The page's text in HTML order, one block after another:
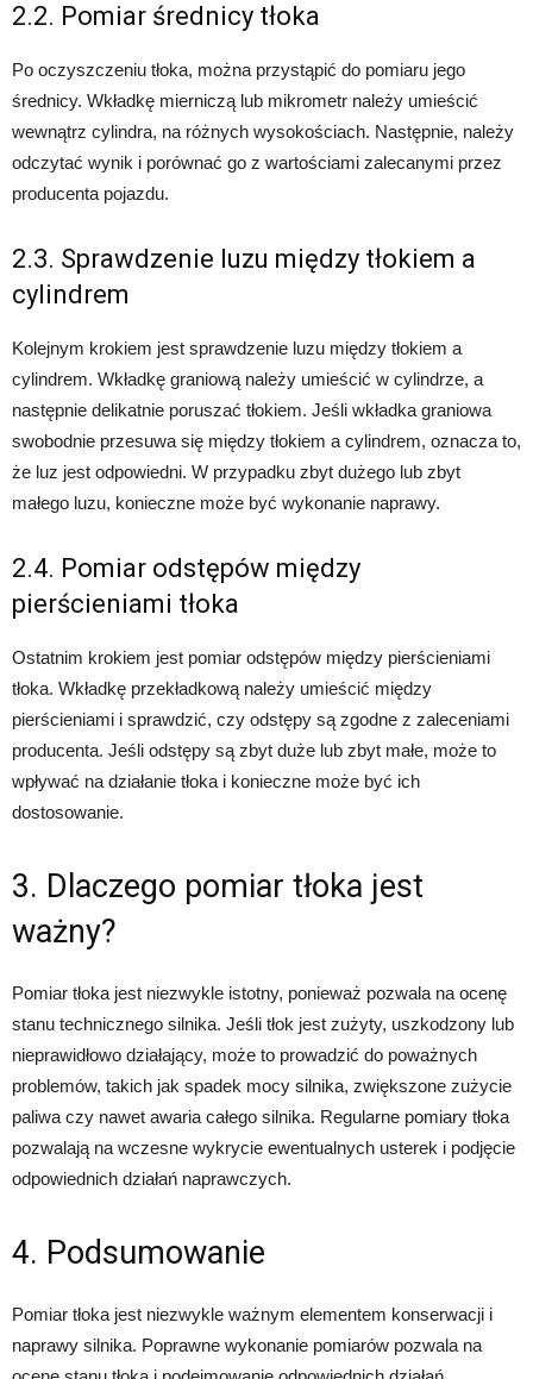
2.2. Pomiar średnicy tłoka
Po oczyszczeniu tłoka, można przystąpić do pomiaru jego
średnicy. Wkładkę mierniczą lub mikrometr należy umieścić
wewnątrz cylindra, na różnych wysokościach. Następnie, należy
odczytać wynik i porównać go z wartościami zalecanymi przez
producenta pojazdu.
2.3. Sprawdzenie luzu między tłokiem a
cylindrem
Kolejnym krokiem jest sprawdzenie luzu między tłokiem a
cylindrem. Wkładkę graniową należy umieścić w cylindrze, a
następnie delikatnie poruszać tłokiem. Jeśli wkładka graniowa
swobodnie przesuwa się między tłokiem a cylindrem, oznacza to,
że luz jest odpowiedni. W przypadku zbyt dużego lub zbyt
małego luzu, konieczne może być wykonanie naprawy.
2.4. Pomiar odstępów między
pierścieniami tłoka
Ostatnim krokiem jest pomiar odstępów między pierścieniami
tłoka. Wkładkę przekładkową należy umieścić między
pierścieniami i sprawdzić, czy odstępy są zgodne z zaleceniami
producenta. Jeśli odstępy są zbyt duże lub zbyt małe, może to
wpływać na działanie tłoka i konieczne może być ich
dostosowanie.
3. Dlaczego pomiar tłoka jest
ważny?
Pomiar tłoka jest niezwykle istotny, ponieważ pozwala na ocenę
stanu technicznego silnika. Jeśli tłok jest zużyty, uszkodzony lub
nieprawidłowo działający, może to prowadzić do poważnych
problemów, takich jak spadek mocy silnika, zwiększone zużycie
paliwa czy nawet awaria całego silnika. Regularne pomiary tłoka
pozwalają na wczesne wykrycie ewentualnych usterek i podjęcie
odpowiednich działań naprawczych.
4. Podsumowanie
Pomiar tłoka jest niezwykle ważnym elementem konserwacji i
naprawy silnika. Poprawne wykonanie pomiarów pozwala na